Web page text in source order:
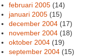
februari 2005 (14)
januari 2005 (15)
december 2004 (17)
november 2004 (18)
oktober 2004 (19)
september 2004 (15)